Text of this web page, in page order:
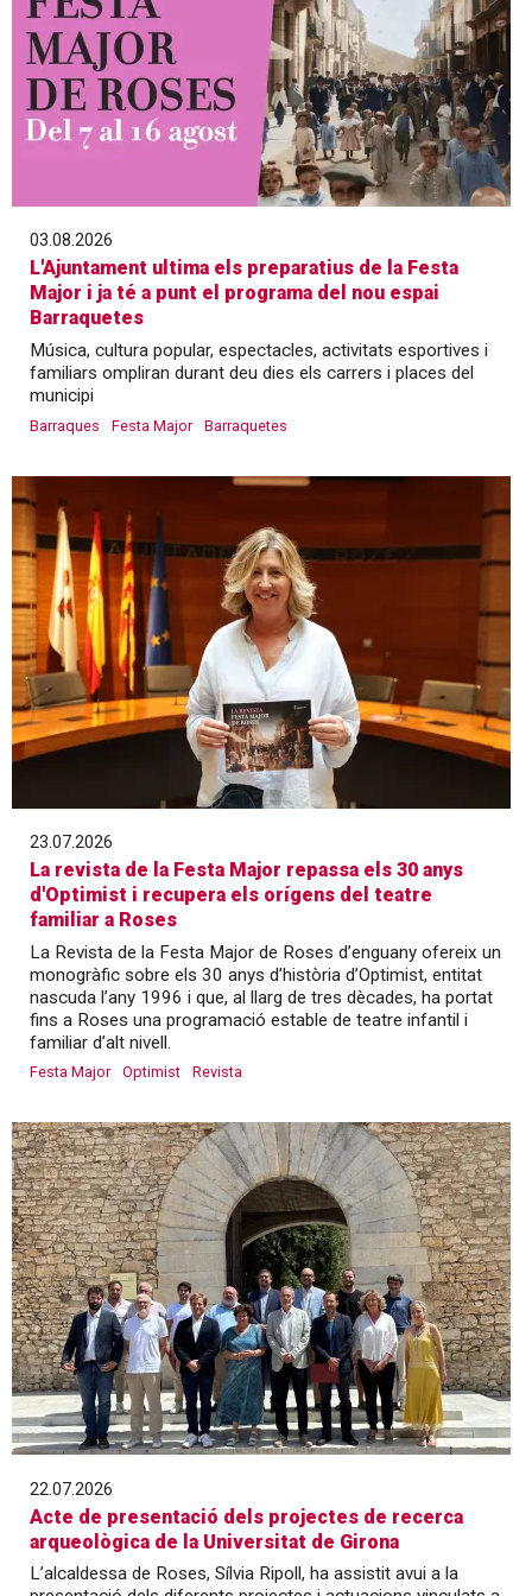
03.08.2026
L'Ajuntament ultima els preparatius de la Festa
Major i ja té a punt el programa del nou espai
Barraquetes
Música, cultura popular, espectacles, activitats esportives i
familiars ompliran durant deu dies els carrers i places del
municipi
Barraques Festa Major Barraquetes
23.07.2026
La revista de la Festa Major repassa els 30 anys
d'Optimist i recupera els orígens del teatre
familiar a Roses
La Revista de la Festa Major de Roses d’enguany ofereix un
monogràfic sobre els 30 anys d’història d’Optimist, entitat
nascuda l’any 1996 i que, al llarg de tres dècades, ha portat
fins a Roses una programació estable de teatre infantil i
familiar d’alt nivell.
Festa Major Optimist Revista
22.07.2026
Acte de presentació dels projectes de recerca
arqueològica de la Universitat de Girona
L’alcaldessa de Roses, Sílvia Ripoll, ha assistit avui a la